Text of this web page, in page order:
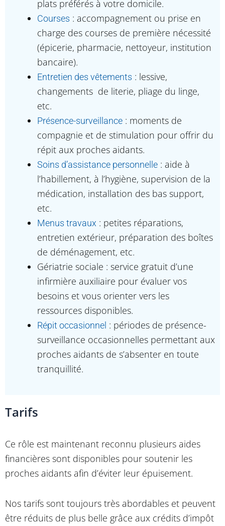
plats préférés à votre domicile.
Courses : accompagnement ou prise en
charge des courses de première nécessité
(épicerie, pharmacie, nettoyeur, institution
bancaire).
Entretien des vêtements : lessive,
changements de literie, pliage du linge,
etc.
Présence-surveillance : moments de
compagnie et de stimulation pour offrir du
répit aux proches aidants.
Soins d’assistance personnelle : aide à
l’habillement, à l’hygiène, supervision de la
médication, installation des bas support,
etc.
Menus travaux : petites réparations,
entretien extérieur, préparation des boîtes
de déménagement, etc.
Gériatrie sociale : service gratuit d’une
infirmière auxiliaire pour évaluer vos
besoins et vous orienter vers les
ressources disponibles.
Répit occasionnel : périodes de présence-
surveillance occasionnelles permettant aux
proches aidants de s’absenter en toute
tranquillité.
Tarifs
Ce rôle est maintenant reconnu plusieurs aides
financières sont disponibles pour soutenir les
proches aidants afin d’éviter leur épuisement.
Nos tarifs sont toujours très abordables et peuvent
être réduits de plus belle grâce aux crédits d’impôt